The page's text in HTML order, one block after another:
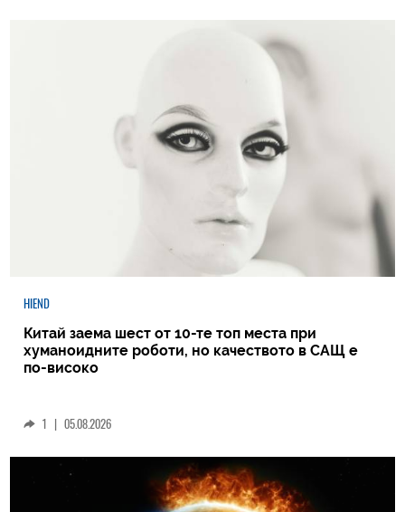
HIEND
Китай заема шест от 10-те топ места при
хуманоидните роботи, но качеството в САЩ е
по-високо
1 | 05.08.2026